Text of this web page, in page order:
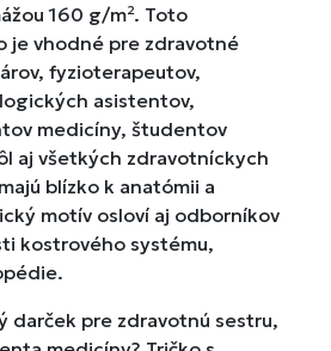
160 g/m². Toto
je vhodné pre zdravotné
fyzioterapeutov,
asistentov,
medicíny, študentov
aj všetkých zdravotníckych
blízko k anatómii a
motív osloví aj odborníkov
kostrového systému,
darček pre zdravotnú sestru,